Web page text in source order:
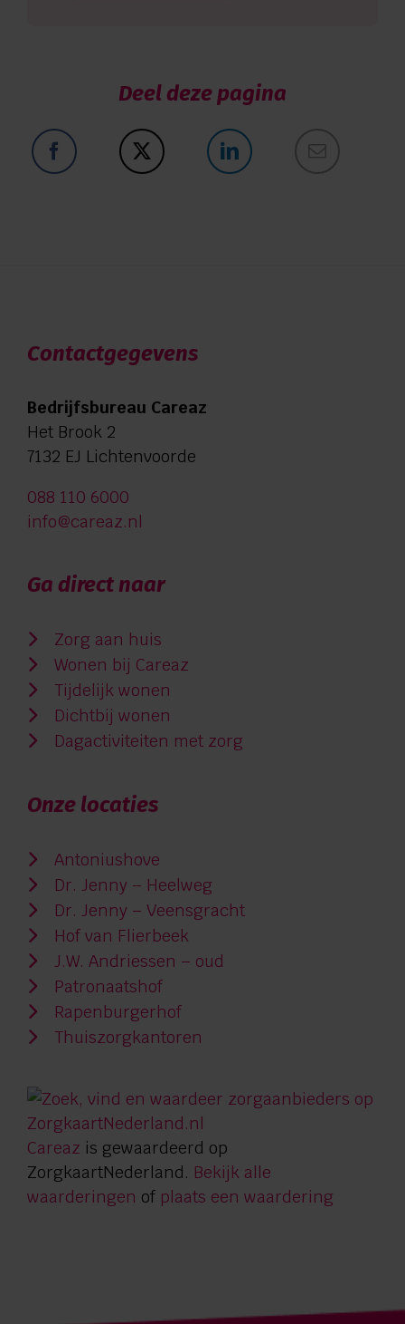
Deel deze pagina
Contactgegevens
Bedrijfsbureau Careaz
Het Brook 2
7132 EJ Lichtenvoorde
088 110 6000
info@careaz.nl
Ga direct naar
Zorg aan huis
Wonen bij Careaz
Tijdelijk wonen
Dichtbij wonen
Dagactiviteiten met zorg
Onze locaties
Antoniushove
Dr. Jenny – Heelweg
Dr. Jenny – Veensgracht
Hof van Flierbeek
J.W. Andriessen – oud
Patronaatshof
Rapenburgerhof
Thuiszorgkantoren
Careaz is gewaardeerd op
ZorgkaartNederland. Bekijk alle
waarderingen of plaats een waardering